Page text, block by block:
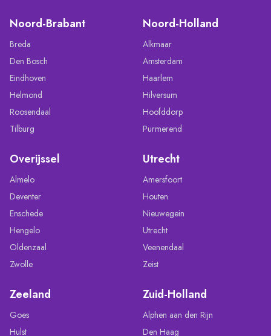
Noord-Brabant
Breda
Den Bosch
Eindhoven
Helmond
Roosendaal
Tilburg
Noord-Holland
Alkmaar
Amsterdam
Haarlem
Hilversum
Hoofddorp
Purmerend
Overijssel
Almelo
Deventer
Enschede
Hengelo
Oldenzaal
Zwolle
Utrecht
Amersfoort
Houten
Nieuwegein
Utrecht
Veenendaal
Zeist
Zeeland
Goes
Hulst
Zuid-Holland
Alphen aan den Rijn
Den Haag